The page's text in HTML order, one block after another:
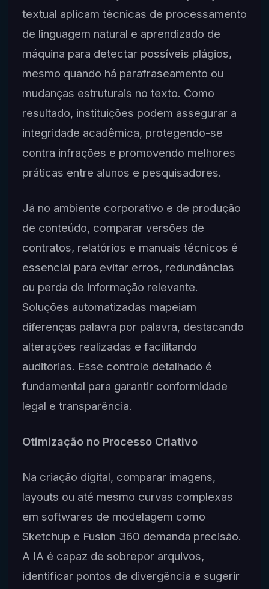
textual aplicam técnicas de processamento
de linguagem natural e aprendizado de
máquina para detectar possíveis plágios,
mesmo quando há parafraseamento ou
mudanças estruturais no texto. Como
resultado, instituições podem assegurar a
integridade acadêmica, protegendo-se
contra infrações e promovendo melhores
práticas entre alunos e pesquisadores.
Já no ambiente corporativo e de produção
de conteúdo, comparar versões de
contratos, relatórios e manuais técnicos é
essencial para evitar erros, redundâncias
ou perda de informação relevante.
Soluções automatizadas mapeiam
diferenças palavra por palavra, destacando
alterações realizadas e facilitando
auditorias. Esse controle detalhado é
fundamental para garantir conformidade
legal e transparência.
Otimização no Processo Criativo
Na criação digital, comparar imagens,
layouts ou até mesmo curvas complexas
em softwares de modelagem como
Sketchup e Fusion 360 demanda precisão.
A IA é capaz de sobrepor arquivos,
identificar pontos de divergência e sugerir